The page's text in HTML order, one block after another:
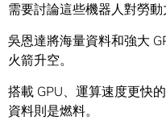
需要討論這些機器人對勞動
吳恩達將海量資料和強大
火箭升空。
搭載 GPU、運算速度更快
資料則是燃料。